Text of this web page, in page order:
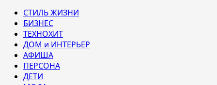
СТИЛЬ ЖИЗНИ
БИЗНЕС
ТЕХНОХИТ
ДОМ и ИНТЕРЬЕР
АФИША
ПЕРСОНА
ДЕТИ